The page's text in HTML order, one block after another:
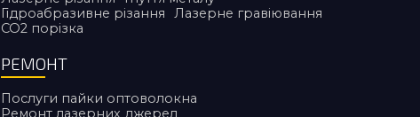
Гідроабразивне різання
Лазерне гравіювання
CO2 порiзка
РЕМОНТ
Послуги пайки оптоволокна
Ремонт лазерних джерел